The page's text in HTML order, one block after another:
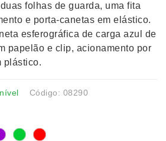
folhas de guarda, uma fita
e porta-canetas em elástico.
esferográfica de carga azul de
papelão e clip, acionamento por
plástico.
Código: 08290